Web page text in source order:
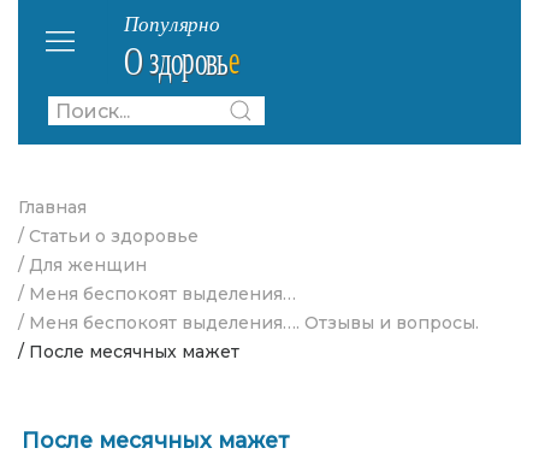
Главная
/ Статьи о здоровье
/ Для женщин
/ Меня беспокоят выделения…
/ Меня беспокоят выделения…. Отзывы и вопросы.
/ После месячных мажет
После месячных мажет